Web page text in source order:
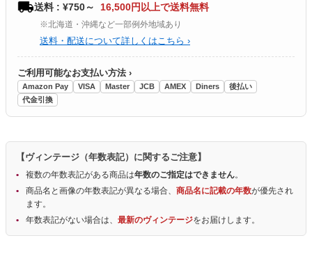
送料 : ¥750～ 16,500円以上で送料無料
※北海道・沖縄など一部例外地域あり
送料・配送について詳しくはこちら ›
ご利用可能なお支払い方法 ›
Amazon Pay VISA Master JCB AMEX Diners
後払い
代金引換
【ヴィンテージ（年数表記）に関するご注意】
複数の年数表記がある商品は年数のご指定はできません。
商品名と画像の年数表記が異なる場合、 商品名に記載の年数が優先され
ます。
年数表記がない場合は、 最新のヴィンテージをお届けします。